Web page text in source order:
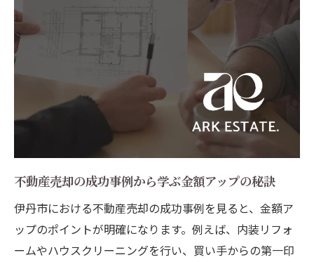
不動産売却の成功事例から学ぶ金額アップの秘訣
伊丹市における不動産売却の成功事例を見ると、金額ア
ップのポイントが明確になります。例えば、内装リフォ
ームやハウスクリーニングを行い、買い手からの第一印